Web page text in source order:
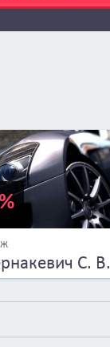
С. В.